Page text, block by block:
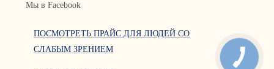
Мы в Facebook
ПОСМОТРЕТЬ ПРАЙС ДЛЯ ЛЮДЕЙ СО
СЛАБЫМ ЗРЕНИЕМ